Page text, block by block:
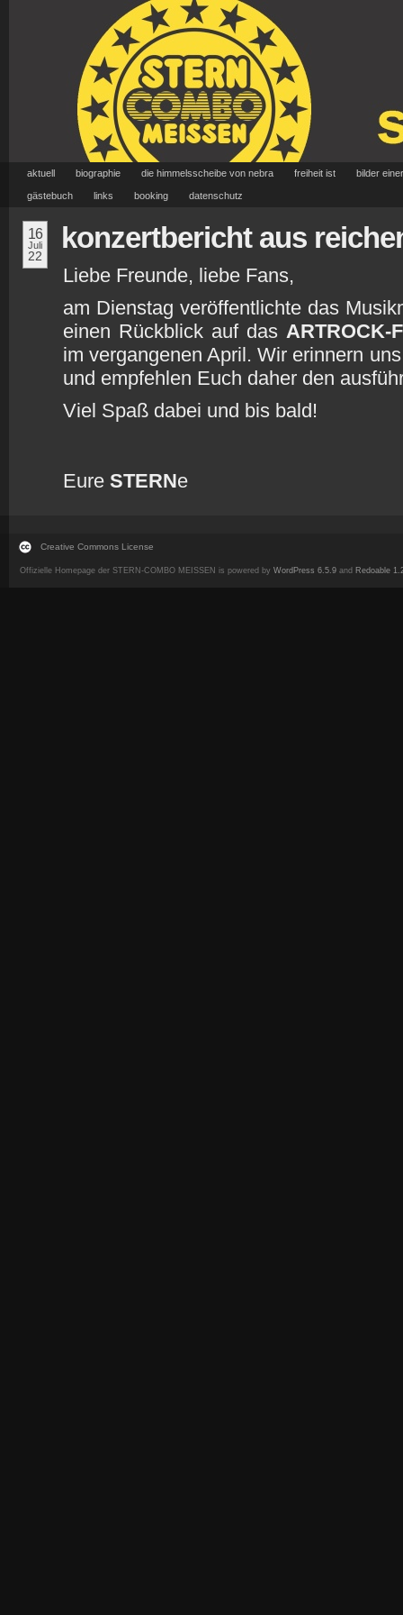
aktuell biographie die himmelsscheibe von nebra freiheit ist bilder
gästebuch links booking datenschutz
16
Juli
22
konzertbericht aus
Liebe Freunde, liebe Fans,
am Dienstag veröffentlichte das
einen Rückblick auf das ARTROCK-
im vergangenen April. Wir erinnern
und empfehlen Euch daher den
Viel Spaß dabei und bis bald!
Eure STERNe
Creative Commons License
Offizielle Homepage der STERN-COMBO MEISSEN is powered by WordPress 6.5.9 and Redoable